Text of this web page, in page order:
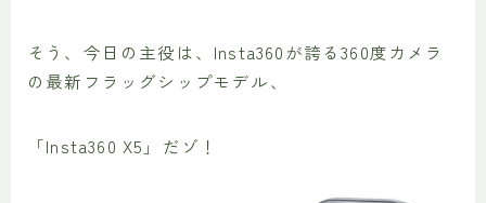
そう、今日の主役は、Insta360が誇る360度カメラ
の最新フラッグシップモデル、
「Insta360 X5」だゾ！